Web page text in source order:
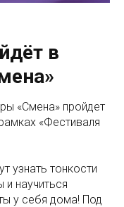
в
«Смена» пройдет
«Фестиваля
узнать тонкости
и научиться
у себя дома! Под